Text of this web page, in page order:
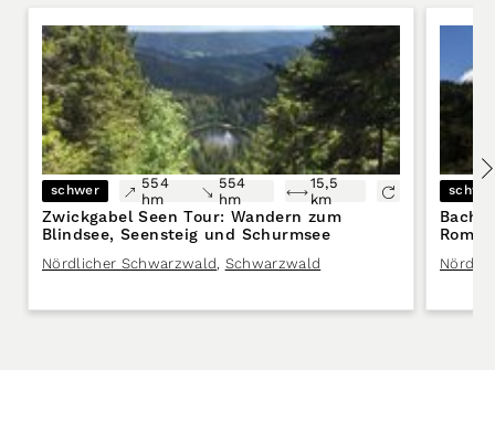
schwer
554
hm
554
hm
15,5
km
Zwickgabel Seen Tour: Wandern zum
Blindsee, Seensteig und Schurmsee
Nördlicher Schwarzwald, Schwarzwald
Bach,